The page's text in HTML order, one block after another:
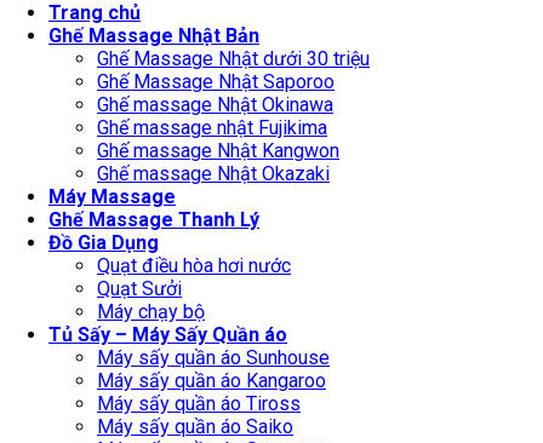
Trang chủ
Ghế Massage Nhật Bản
Ghế Massage Nhật dưới 30 triệu
Ghế Massage Nhật Saporoo
Ghế massage Nhật Okinawa
Ghế massage nhật Fujikima
Ghế massage Nhật Kangwon
Ghế massage Nhật Okazaki
Máy Massage
Ghế Massage Thanh Lý
Đồ Gia Dụng
Quạt điều hòa hơi nước
Quạt Sưởi
Máy chạy bộ
Tủ Sấy – Máy Sấy Quần áo
Máy sấy quần áo Sunhouse
Máy sấy quần áo Kangaroo
Máy sấy quần áo Tiross
Máy sấy quần áo Saiko